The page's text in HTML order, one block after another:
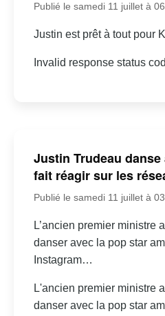
Publié le samedi 11 juillet à
Justin est prêt à tout pour
Invalid response status
Justin Trudeau
fait réagir sur les
Publié le samedi 11 juillet à
L’ancien premier ministre
danser avec la pop star
Instagram…
L'ancien premier ministre
danser avec la pop star